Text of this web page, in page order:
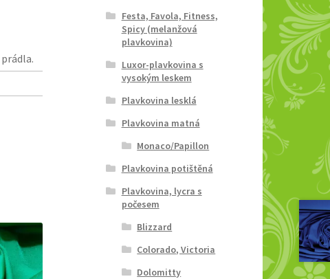
Festa, Favola, Fitness,
Spicy (melanžová
plavkovina)
Luxor-plavkovina s
vysokým leskem
Plavkovina lesklá
Plavkovina matná
Monaco/Papillon
Plavkovina potištěná
Plavkovina, lycra s
počesem
Blizzard
Colorado, Victoria
Dolomitty